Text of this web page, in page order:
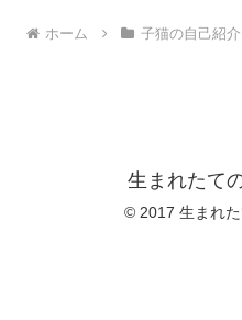
ホーム 子猫の自己紹介
生まれたて
© 2017 生まれ